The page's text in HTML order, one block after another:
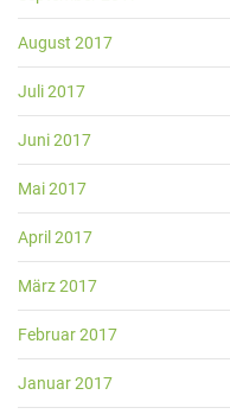
August 2017
Juli 2017
Juni 2017
Mai 2017
April 2017
März 2017
Februar 2017
Januar 2017